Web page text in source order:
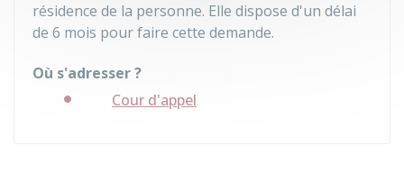
résidence de la personne. Elle dispose d'un délai
de 6 mois pour faire cette demande.
Où s'adresser ?
Cour d'appel